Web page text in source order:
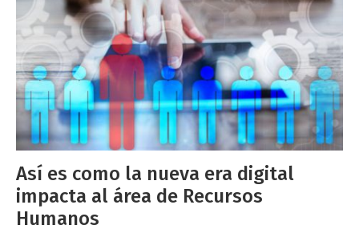
Así es como la nueva era digital
impacta al área de Recursos
Humanos